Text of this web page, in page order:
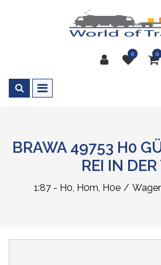
0 0
BRAWA 49753 H0
REI IN
1:87 - H0, H0m, H0e